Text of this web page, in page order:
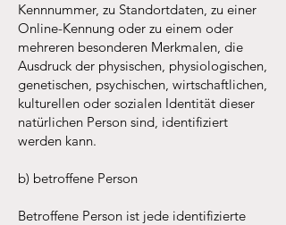
Kennnummer, zu Standortdaten, zu einer
Online-Kennung oder zu einem oder
mehreren besonderen Merkmalen, die
Ausdruck der physischen, physiologischen,
genetischen, psychischen, wirtschaftlichen,
kulturellen oder sozialen Identität dieser
natürlichen Person sind, identifiziert
werden kann.
b) betroffene Person
Betroffene Person ist jede identifizierte